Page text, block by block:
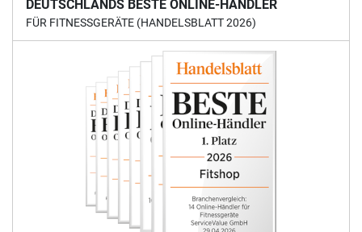
DEUTSCHLANDS BESTE ONLINE-HÄNDLER
FÜR FITNESSGERÄTE (HANDELSBLATT 2026)